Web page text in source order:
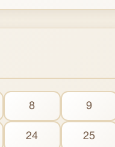
8 9
24 25